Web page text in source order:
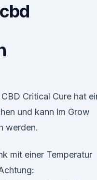
Critical Cure hat
und kann im Grow
werden.
mit einer Temperatur